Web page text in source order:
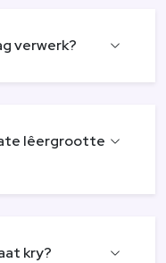
verwerk?
lêergrootte
kry?